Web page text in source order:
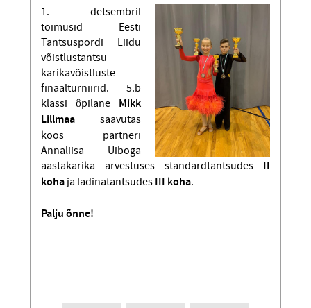
1. detsembril
toimusid Eesti
Tantsuspordi Liidu
võistlustantsu
karikavõistluste
finaalturniirid. 5.b
klassi ôpilane Mikk
Lillmaa saavutas
koos partneri
Annaliisa Uiboga
aastakarika arvestuses standardtantsudes II
koha ja ladinatantsudes III koha.
Palju õnne!